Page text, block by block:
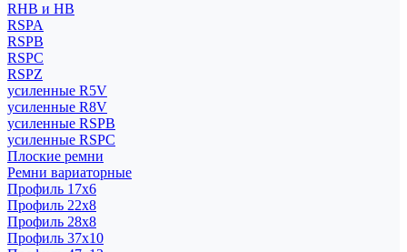
RHB и HB
RSPA
RSPB
RSPC
RSPZ
усиленные R5V
усиленные R8V
усиленные RSPB
усиленные RSPC
Плоские ремни
Ремни вариаторные
Профиль 17x6
Профиль 22x8
Профиль 28x8
Профиль 37x10